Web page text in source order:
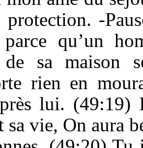
protection. -
qu’un
de sa maison
rien en
lui. (49:19)
sa vie, On aura